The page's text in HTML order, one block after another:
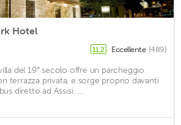
Hotel
11,2 Eccellente (489)
del 19° secolo offre un parcheggio
terrazza privata, e sorge proprio davanti
diretto ad Assisi. ...